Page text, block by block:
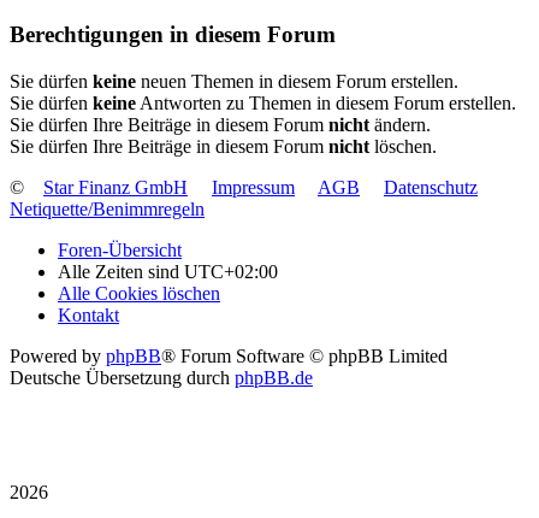
Berechtigungen in diesem Forum
Sie dürfen keine neuen Themen in diesem Forum erstellen.
Sie dürfen keine Antworten zu Themen in diesem Forum erstellen.
Sie dürfen Ihre Beiträge in diesem Forum nicht ändern.
Sie dürfen Ihre Beiträge in diesem Forum nicht löschen.
©
Star Finanz GmbH Impressum AGB
Datenschutz
Netiquette/Benimmregeln
Foren-Übersicht
Alle Zeiten sind UTC+02:00
Alle Cookies löschen
Kontakt
Powered by phpBB® Forum Software © phpBB Limited
Deutsche Übersetzung durch phpBB.de
2026